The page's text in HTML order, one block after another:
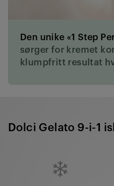
Den unike «1 Step
sørger for kremet
klumpfritt resultat
Dolci Gelato 9-i-1